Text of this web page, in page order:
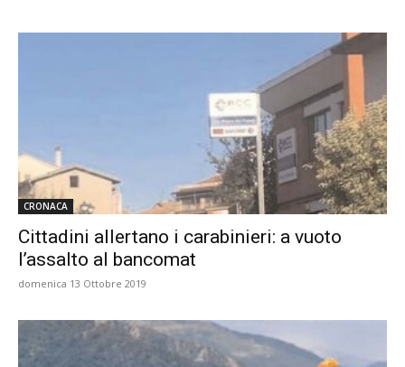
CRONACA
Cittadini allertano i carabinieri: a vuoto
l’assalto al bancomat
domenica 13 Ottobre 2019